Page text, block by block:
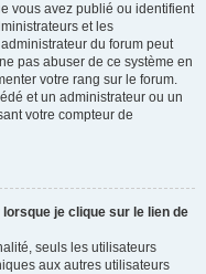
vous avez publié ou identifient
et les
du forum peut
pas abuser de ce système en
votre rang sur le forum.
et un administrateur ou un
votre compteur de
je clique sur le lien de
seuls les utilisateurs
aux autres utilisateurs